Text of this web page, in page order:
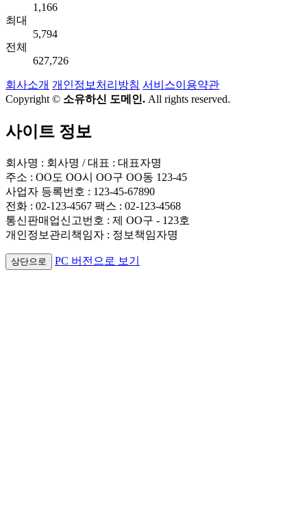
1,166
최대
5,794
전체
627,726
회사소개 개인정보처리방침 서비스이용약관
Copyright © 소유하신 도메인. All rights reserved.
사이트 정보
회사명 : 회사명 / 대표 : 대표자명
주소 : OO도 OO시 OO구 OO동 123-45
사업자 등록번호 : 123-45-67890
전화 : 02-123-4567 팩스 : 02-123-4568
통신판매업신고번호 : 제 OO구 - 123호
개인정보관리책임자 : 정보책임자명
상단으로 PC 버전으로 보기